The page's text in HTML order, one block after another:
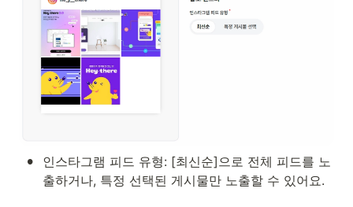
•
인스타그램 피드 유형: [최신순]으로 전체 피드를 노
출하거나, 특정 선택된 게시물만 노출할 수 있어요.